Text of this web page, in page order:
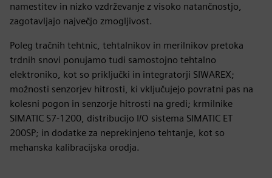
namestitev in nizko vzdrževanje z visoko natančnostjo,
zagotavljajo največjo zmogljivost.
Poleg tračnih tehtnic, tehtalnikov in merilnikov pretoka
trdnih snovi ponujamo tudi samostojno tehtalno
elektroniko, kot so priključki in integratorji SIWAREX;
možnosti senzorjev hitrosti, ki vključujejo povratni pas na
kolesni pogon in senzorje hitrosti na gredi; krmilnike
SIMATIC S7-1200, distribucijo I/O sistema SIMATIC ET
200SP; in dodatke za neprekinjeno tehtanje, kot so
mehanska kalibracijska orodja.